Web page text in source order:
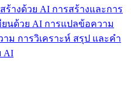
ร้างด้วย AI การสร้างและการ
นด้วย AI การแปลข้อความ
ม การวิเคราะห์ สรุป และคำ
AI